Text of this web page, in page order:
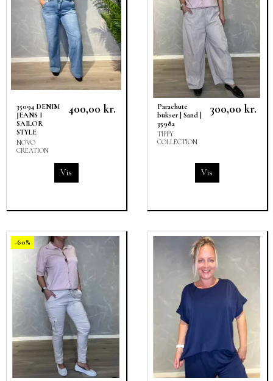
35094 DENIM
JEANS I
SAILOR
STYLE
NOVO
CREATION
400,00 kr.
Vis
Parachute
bukser | Sand |
35982
TIPPY
COLLECTION
300,00 kr.
Vis
-60%